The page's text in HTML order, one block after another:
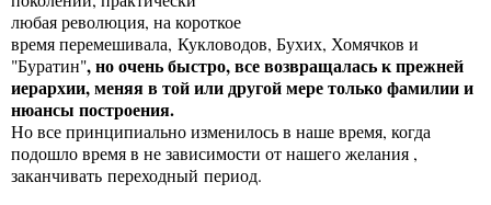
любая революция, на короткое
время перемешивала, Кукловодов, Бухих, Хомячков и
"Буратин", но очень быстро, все возвращалась к прежней
иерархии, меняя в той или другой мере только фамилии и
нюансы построения.
Но все принципиально изменилось в наше время, когда
подошло время в не зависимости от нашего желания ,
заканчивать переходный период.